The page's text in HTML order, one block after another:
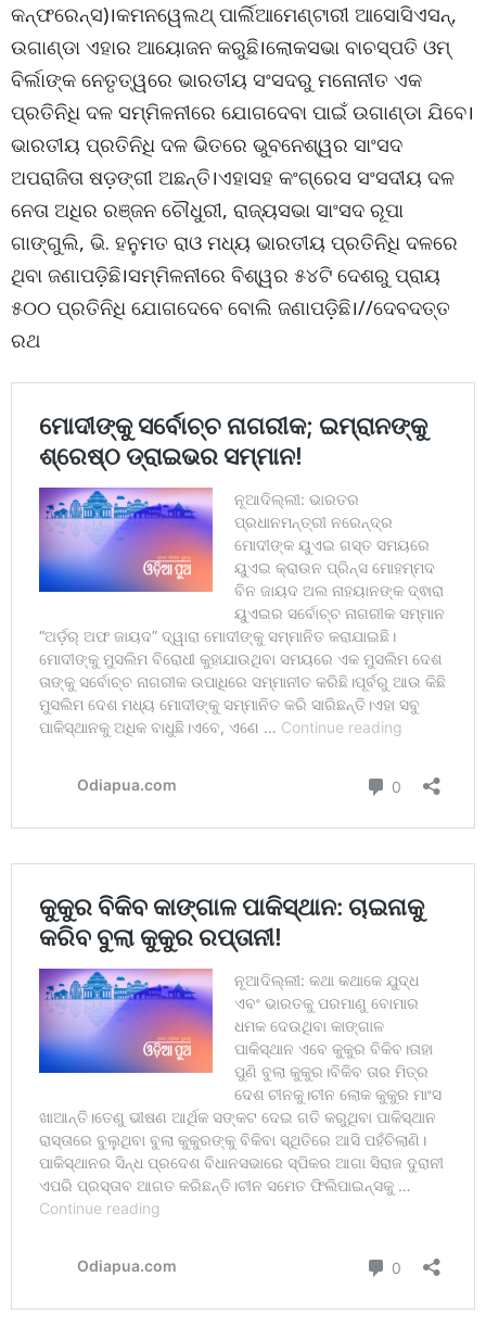
କନ୍ଫରେନ୍ସ)।କମନୱେଲଥ୍ ପାର୍ଲିଆମେଣ୍ଟାରୀ ଆସୋସିଏସନ୍,
ଉଗାଣ୍ଡା ଏହାର ଆୟୋଜନ କରୁଛି।ଲୋକସଭା ବାଚସ୍ପତି ଓମ୍
ବିର୍ଲାଙ୍କ ନେତୃତ୍ୱରେ ଭାରତୀୟ ସଂସଦରୁ ମନୋନୀତ ଏକ
ପ୍ରତିନିଧି ଦଳ ସମ୍ମିଳନୀରେ ଯୋଗଦେବା ପାଇଁ ଉଗାଣ୍ଡା ଯିବେ।
ଭାରତୀୟ ପ୍ରତିନିଧି ଦଳ ଭିତରେ ଭୁବନେଶ୍ୱର ସାଂସଦ
ଅପରାଜିତା ଷଡ଼ଙ୍ଗୀ ଅଛନ୍ତି।ଏହାସହ କଂଗ୍ରେସ ସଂସଦୀୟ ଦଳ
ନେତା ଅଧିର ରଞ୍ଜନ ଚୌଧୁରୀ, ରାଜ୍ୟସଭା ସାଂସଦ ରୂପା
ଗାଙ୍ଗୁଲି, ଭି. ହନୁମତ ରାଓ ମଧ୍ୟ ଭାରତୀୟ ପ୍ରତିନିଧି ଦଳରେ
ଥିବା ଜଣାପଡ଼ିଛି।ସମ୍ମିଳନୀରେ ବିଶ୍ୱର ୫୪ଟି ଦେଶରୁ ପ୍ରାୟ
୫୦୦ ପ୍ରତିନିଧି ଯୋଗଦେବେ ବୋଲି ଜଣାପଡ଼ିଛି।//ଦେବଦତ୍ତ
ରଥ